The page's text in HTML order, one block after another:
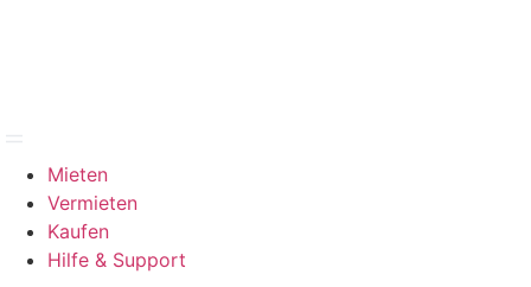
Mieten
Vermieten
Kaufen
Hilfe & Support